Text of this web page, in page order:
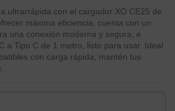
ultrarrápida con el cargador XO CE25 de
máxima eficiencia, cuenta con un
una conexión moderna y segura, e
a Tipo C de 1 metro, listo para usar. Ideal
con carga rápida, mantén tus